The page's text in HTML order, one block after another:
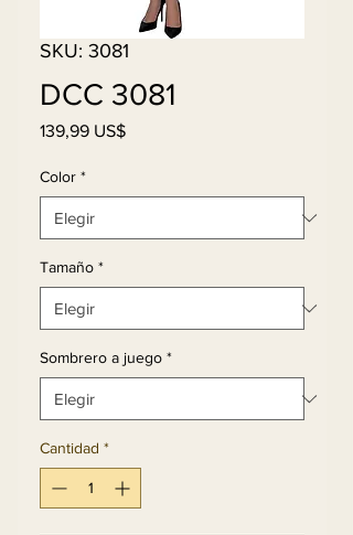
SKU: 3081
DCC 3081
139,99 US$Precio
Color *
Tamaño *
Sombrero a juego *
Cantidad *